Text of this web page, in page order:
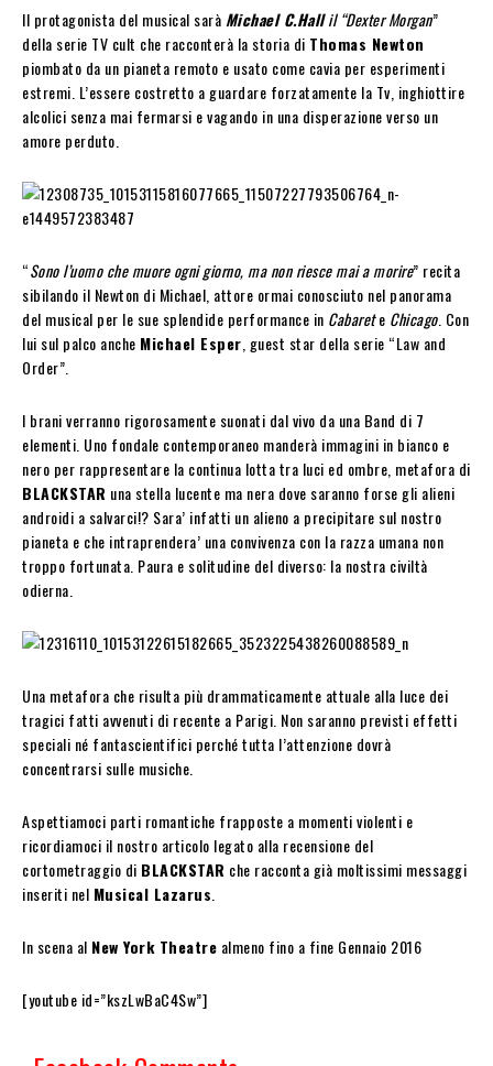
Il protagonista del musical sarà Michael C.Hallil “Dexter Morgan”
della serie TV cult che racconterà la storia di Thomas Newton
piombato da un pianeta remoto e usato come cavia per esperimenti
estremi. L’essere costretto a guardare forzatamente la Tv, inghiottire
alcolici senza mai fermarsi e vagando in una disperazione verso un
amore perduto.
“Sono l’uomo che muore ogni giorno, ma non riesce mai a morire” recita
sibilando il Newton di Michael, attore ormai conosciuto nel panorama
del musical per le sue splendide performance in Cabarete Chicago. Con
lui sul palco anche Michael Esper , guest star della serie “Law and
Order”.
I brani verranno rigorosamente suonati dal vivo da una Band di 7
elementi. Uno fondale contemporaneo manderà immagini in bianco e
nero per rappresentare la continua lotta tra luci ed ombre, metafora di
BLACKSTAR una stella lucente ma nera dove saranno forse gli alieni
androidi a salvarci!? Sara’ infatti un alieno a precipitare sul nostro
pianeta e che intraprendera’ una convivenza con la razza umana non
troppo fortunata. Paura e solitudine del diverso: la nostra civiltà
odierna.
Una metafora che risulta più drammaticamente attuale alla luce dei
tragici fatti avvenuti di recente a Parigi. Non saranno previsti effetti
speciali né fantascientifici perché tutta l’attenzione dovrà
concentrarsi sulle musiche.
Aspettiamoci parti romantiche frapposte a momenti violenti e
ricordiamoci il nostro articolo legato alla recensione del
cortometraggio di BLACKSTAR che racconta già moltissimi messaggi
inseriti nel Musical Lazarus
In scena al New York Theatre almeno fino a fine Gennaio 2016
[youtube id=”kszLwBaC4Sw”]